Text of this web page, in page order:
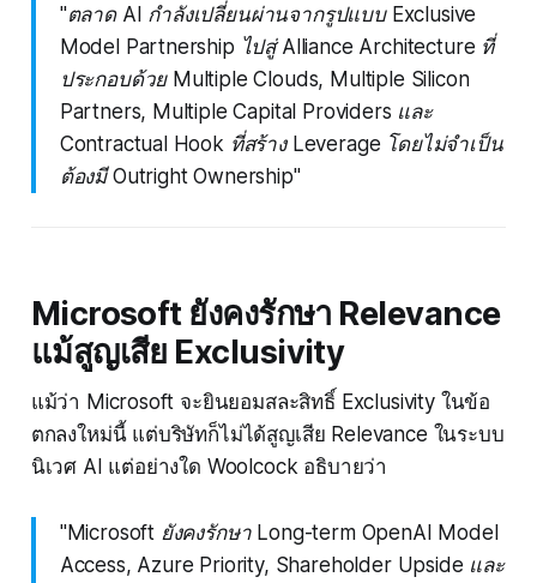
"ตลาด AI กำลังเปลี่ยนผ่านจากรูปแบบ Exclusive
Model Partnership ไปสู่ Alliance Architecture ที่
ประกอบด้วย Multiple Clouds, Multiple Silicon
Partners, Multiple Capital Providers และ
Contractual Hook ที่สร้าง Leverage โดยไม่จำเป็น
ต้องมี Outright Ownership"
Microsoft ยังคงรักษา Relevance
แม้สูญเสีย Exclusivity
แม้ว่า Microsoft จะยินยอมสละสิทธิ์ Exclusivity ในข้อ
ตกลงใหม่นี้ แต่บริษัทก็ไม่ได้สูญเสีย Relevance ในระบบ
นิเวศ AI แต่อย่างใด Woolcock อธิบายว่า
"Microsoft ยังคงรักษา Long-term OpenAI Model
Access, Azure Priority, Shareholder Upside และ